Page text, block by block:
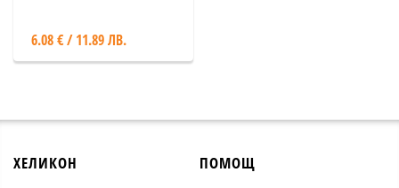
6.08 € / 11.89 ЛВ.
ХЕЛИКОН ПОМОЩ